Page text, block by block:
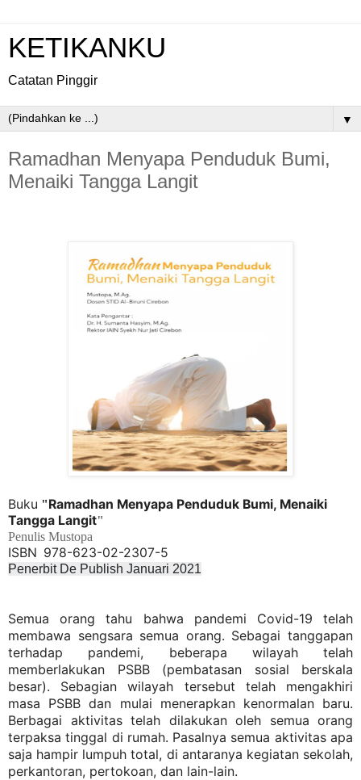
KETIKANKU
Catatan Pinggir
▼
Ramadhan Menyapa Penduduk Bumi,
Menaiki Tangga Langit
Buku "Ramadhan Menyapa Penduduk Bumi, Menaiki
Tangga Langit"
Penulis Mustopa
ISBN 978-623-02-2307-5
Penerbit De Publish Januari 2021
Semua orang tahu bahwa pandemi Covid-19 telah
membawa sengsara semua orang. Sebagai tanggapan
terhadap pandemi, beberapa wilayah telah
memberlakukan PSBB (pembatasan sosial berskala
besar). Sebagian wilayah tersebut telah mengakhiri
masa PSBB dan mulai menerapkan kenormalan baru.
Berbagai aktivitas telah dilakukan oleh semua orang
terpaksa tinggal di rumah. Pasalnya semua aktivitas apa
saja hampir lumpuh total, di antaranya kegiatan sekolah,
perkantoran, pertokoan, dan lain-lain.